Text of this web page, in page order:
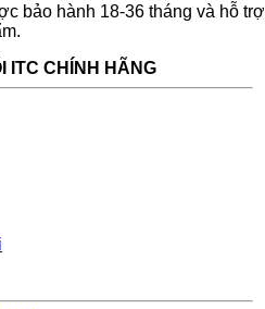
bảo hành 18-36 tháng và hỗ trợ
ITC CHÍNH HÃNG